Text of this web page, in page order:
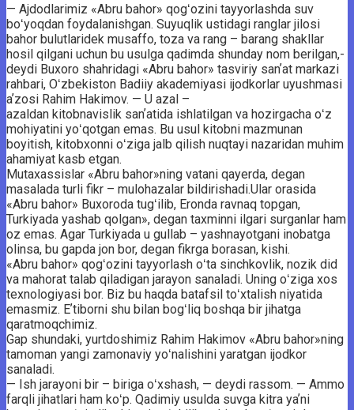
— Ajdodlarimiz «Abru bahor» qogʻozini tayyorlashda suv
boʻyoqdan foydalanishgan. Suyuqlik ustidagi ranglar jilosi
bahor bulutlaridek musaffo, toza va rang – barang shakllar
hosil qilgani uchun bu usulga qadimda shunday nom berilgan,-
deydi Buxoro shahridagi «Abru bahor» tasviriy sanʼat markazi
rahbari, Oʻzbekiston Badiiy akademiyasi ijodkorlar uyushmasi
aʼzosi Rahim Hakimov. — U azal –
azaldan kitobnavislik sanʼatida ishlatilgan va hozirgacha oʻz
mohiyatini yoʻqotgan emas. Bu usul kitobni mazmunan
boyitish, kitobxonni oʻziga jalb qilish nuqtayi nazaridan muhim
ahamiyat kasb etgan.
Mutaxassislar «Abru bahor»ning vatani qayerda, degan
masalada turli fikr – mulohazalar bildirishadi.Ular orasida
«Abru bahor» Buxoroda tugʻilib, Eronda ravnaq topgan,
Turkiyada yashab qolgan», degan taxminni ilgari surganlar ham
oz emas. Agar Turkiyada u gullab – yashnayotgani inobatga
olinsa, bu gapda jon bor, degan fikrga borasan, kishi.
«Abru bahor» qogʻozini tayyorlash oʻta sinchkovlik, nozik did
va mahorat talab qiladigan jarayon sanaladi. Uning oʻziga xos
texnologiyasi bor. Biz bu haqda batafsil toʻxtalish niyatida
emasmiz. Eʼtiborni shu bilan bogʻliq boshqa bir jihatga
qaratmoqchimiz.
Gap shundaki, yurtdoshimiz Rahim Hakimov «Abru bahor»ning
tamoman yangi zamonaviy yoʻnalishini yaratgan ijodkor
sanaladi.
— Ish jarayoni bir – biriga oʻxshash, — deydi rassom. — Ammo
farqli jihatlari ham koʻp. Qadimiy usulda suvga kitra yaʼni